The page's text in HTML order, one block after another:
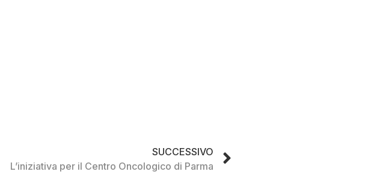
SUCCESSIVO
L’iniziativa per il Centro Oncologico di Parma